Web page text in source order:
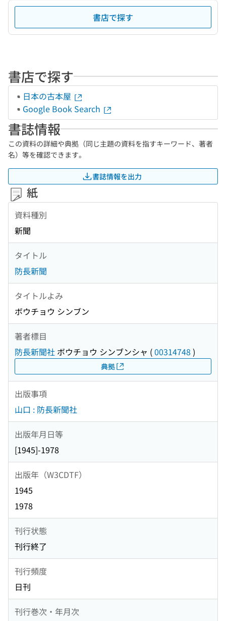
書店で探す
書店で探す
日本の古本屋
Google Book Search
書誌情報
この資料の詳細や典拠（同じ主題の資料を指すキーワード、著者
名）等を確認できます。
書誌情報を出力
紙
資料種別
新聞
タイトル
防長新聞
タイトルよみ
ボウチョウ シンブン
著者標目
防長新聞社 ボウチョウ シンブンシャ (00314748 )
典拠
出版事項
山口 : 防長新聞社
出版年月日等
[1945]-1978
出版年（W3CDTF）
1945
1978
刊行状態
刊行終了
刊行頻度
日刊
刊行巻次・年月次